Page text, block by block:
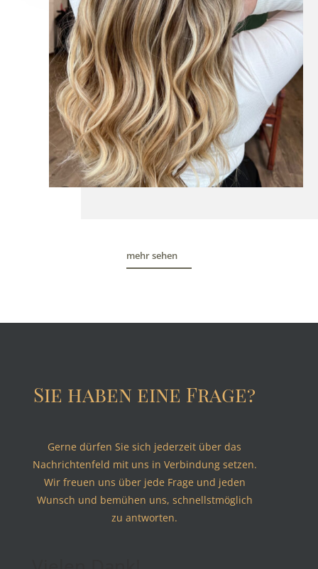
mehr sehen
Sie haben eine Frage?
Gerne dürfen Sie sich jederzeit über das
Nachrichtenfeld mit uns in Verbindung setzen.
Wir freuen uns über jede Frage und jeden
Wunsch und bemühen uns, schnellstmöglich
zu antworten.